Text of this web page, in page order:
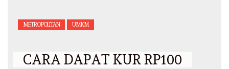
METROPOLITAN UMKM
CARA DAPAT KUR RP100